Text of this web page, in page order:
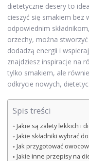
dietetyczne desery to
cieszyć się smakiem bez
odpowiednim
orzechy, można
dodadzą energii i
znajdziesz inspiracje na
tylko smakiem, ale
odkrycie nowych,
Spis treści
Jakie są zalety lekkich i
Jakie składniki wybrać
Jak przygotować
Jakie inne przepisy na